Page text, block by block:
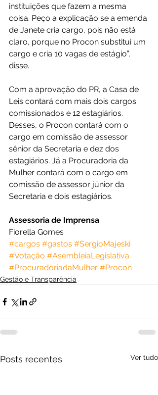
instituições que fazem a mesma
coisa. Peço a explicação se a emenda
de Janete cria cargo, pois não está
claro, porque no Procon substitui um
cargo e cria 10 vagas de estágio”,
disse.
Com a aprovação do PR, a Casa de
Leis contará com mais dois cargos
comissionados e 12 estagiários.
Desses, o Procon contará com o
cargo em comissão de assessor
sênior da Secretaria e dez dos
estagiários. Já a Procuradoria da
Mulher contará com o cargo em
comissão de assessor júnior da
Secretaria e dois estagiários.
Assessoria de Imprensa
Fiorella Gomes
#cargos #gastos #SergioMajeski
#Votação #AsembleiaLegislativa
#ProcuradoriadaMulher #Procon
Gestão e Transparência
Posts recentes Ver tudo